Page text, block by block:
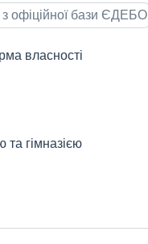
офіційної бази ЄДЕБО
власності
гімназією